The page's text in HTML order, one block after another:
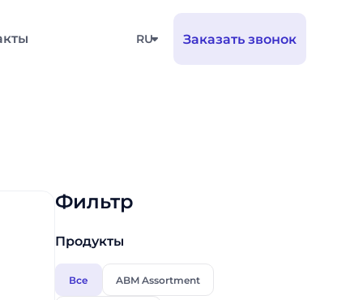
RU Заказать звонок
Фильтр
Продукты
Все ABM Assortment